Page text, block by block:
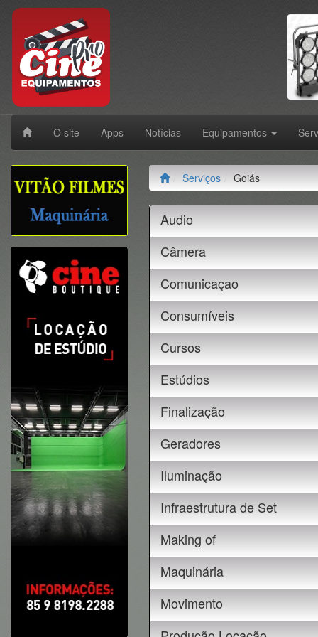
O site Apps Notícias Equipamentos
Serviços Goiás
Audio
Câmera
Comunicaçao
Consumíveis
Cursos
Estúdios
Finalização
Geradores
Iluminação
Infraestrutura de Set
Making of
Maquinária
Movimento